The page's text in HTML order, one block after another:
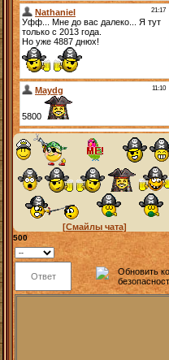
[Смайлы чата]
500